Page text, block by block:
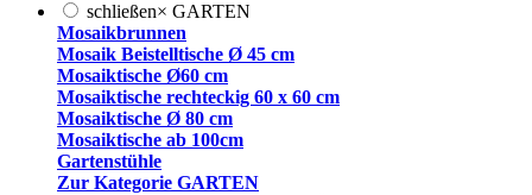
schließen× GARTEN
Mosaikbrunnen
Mosaik Beistelltische Ø 45 cm
Mosaiktische Ø60 cm
Mosaiktische rechteckig 60 x 60 cm
Mosaiktische Ø 80 cm
Mosaiktische ab 100cm
Gartenstühle
Zur Kategorie GARTEN